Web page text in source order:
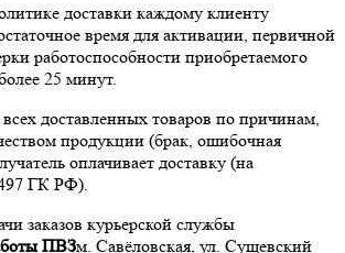
доставки каждому клиенту
время для активации, первичной
работоспособности приобретаемого
25 минут.
всех доставленных товаров по причинам,
продукции (брак, ошибочная
оплачивает доставку (на
ГК РФ).
заказов курьерской службы
ПВЗм. Савёловская, ул. Сущевский